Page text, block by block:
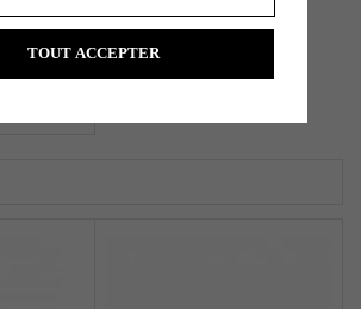
TOUT ACCEPTER